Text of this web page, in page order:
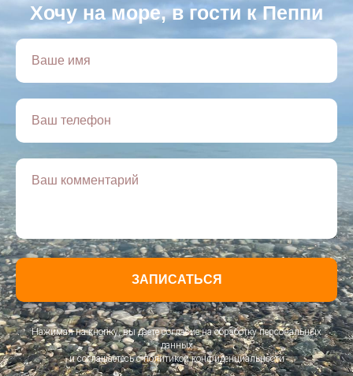
Хочу на море, в гости к Пеппи
Ваше имя
Ваш телефон
Ваш комментарий
ЗАПИСАТЬСЯ
Нажимая на кнопку, вы даете согласие на обработку персональных
данных
и соглашаетесь c политикой конфиденциальности